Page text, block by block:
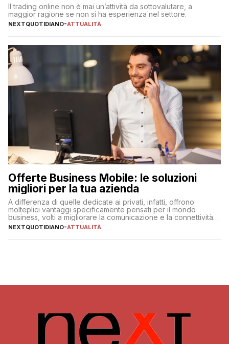
Il trading online non è mai un’attività da sottovalutare, a
maggior ragione se non si ha esperienza nel settore.
NEXTQUOTIDIANO-ATTUALITÀ
Offerte Business Mobile: le soluzioni
migliori per la tua azienda
A differenza di quelle dedicate ai privati, infatti, offrono
molteplici vantaggi specificamente pensati per il mondo
business, volti a migliorare la comunicazione e la connettività
degli utenti
NEXTQUOTIDIANO-ATTUALITÀ